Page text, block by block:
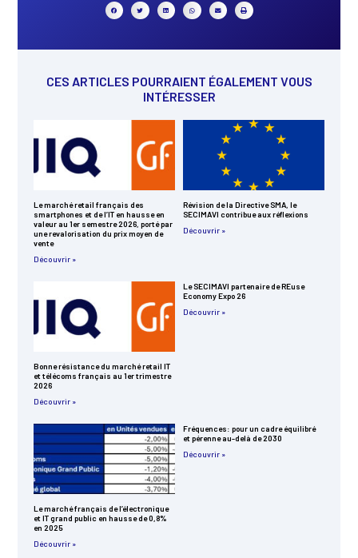
CES ARTICLES POURRAIENT ÉGALEMENT VOUS
INTÉRESSER
Le marché retail français des
smartphones et de l’IT en hausse en
valeur au 1er semestre 2026, porté par
une revalorisation du prix moyen de
vente
Découvrir »
Révision de la Directive SMA, le
SECIMAVI contribue aux réflexions
Découvrir »
Bonne résistance du marché retail IT
et télécoms français au 1er trimestre
2026
Découvrir »
Le SECIMAVI partenaire de REuse
Economy Expo 26
Découvrir »
Le marché français de l’électronique
et IT grand public en hausse de 0,8%
en 2025
Découvrir »
Fréquences: pour un cadre équilibré
et pérenne au-delà de 2030
Découvrir »